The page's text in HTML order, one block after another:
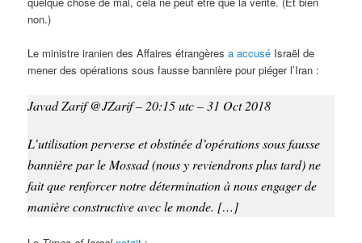
non.)
Le ministre iranien des Affaires étrangèresa accusé Israël de
mener des opérations sous fausse bannière pour piéger l’Iran :
Javad Zarif @JZarif – 20:15 utc – 31 Oct 2018
L’utilisation perverse et obstinée d’opérations sous fausse
bannière par le Mossad (nous y reviendrons plus tard) ne
fait que renforcer notre détermination à nous engager de
manière constructive avec le monde. […]